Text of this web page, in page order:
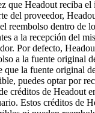
que Headout reciba el
del proveedor,
reembolso dentro de
a la recepción del
Por defecto,
a la fuente original
que la fuente original
puedes optar por
créditos de Headout
Estos créditos de